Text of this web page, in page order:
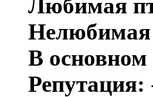
Любимая
Нелюбимая
В
Репутация: